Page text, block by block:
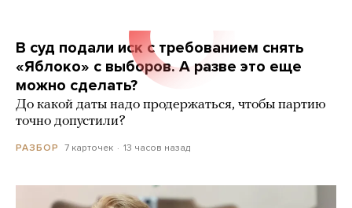
В суд подали иск с требованием снять
«Яблоко» с выборов. А разве это еще
можно сделать?
До какой даты надо продержаться, чтобы партию
точно допустили?
РАЗБОР 7 карточек 13 часов назад